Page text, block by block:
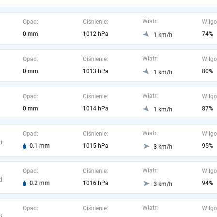
Opad:
0 mm
Ciśnienie:
1012 hPa
Wiatr:
1 km/h
74%
Opad:
0 mm
Ciśnienie:
1013 hPa
Wiatr:
1 km/h
80%
Opad:
0 mm
Ciśnienie:
1014 hPa
Wiatr:
1 km/h
87%
Opad:
0.1 mm
Ciśnienie:
1015 hPa
Wiatr:
3 km/h
95%
Opad:
0.2 mm
Ciśnienie:
1016 hPa
Wiatr:
3 km/h
94%
Opad: Ciśnienie: Wiatr: